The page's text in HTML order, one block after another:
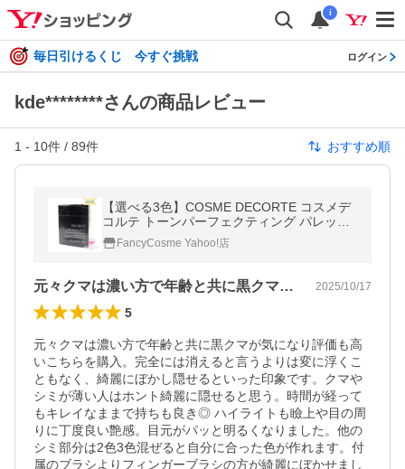
i
毎日引けるくじ 今すぐ挑戦 ログイン
kde********さんの商品レビュー
1 - 10件 / 89件 おすすめ順
【選べる3色】COSME DECORTE コスメデ
コルテ トーンパーフェクティング パレット
00/01/02 全3色 (コンシーラー) 5g
FancyCosme Yahoo!店
元々クマは濃い方で年齢と共に黒クマが気… 2025/10/17
5
元々クマは濃い方で年齢と共に黒クマが気になり評価も高
いこちらを購入。完全には消えると言うよりは変に浮くこ
ともなく、綺麗にぼかし隠せるといった印象です。クマや
シミが薄い人はホント綺麗に隠せると思う。時間が経って
もキレイなままで持ちも良き◎ ハイライトも瞼上や目の周
りに丁度良い艶感。目元がパッと明るくなりました。他の
シミ部分は2色3色混ぜると自分に合った色が作れます。付
属のブラシよりフィンガーブラシの方が綺麗にぼかせまし